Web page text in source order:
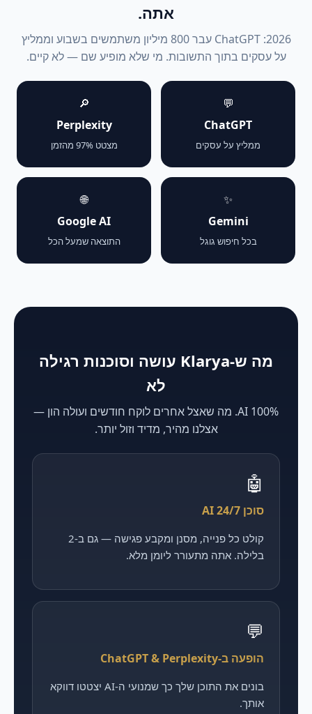
אתה.
2026: ChatGPT עבר 800 מיליון משתמשים בשבוע וממליץ
על עסקים בתוך התשובות. מי שלא מופיע שם — לא קיים.
💬
ChatGPT
ממליץ על עסקים
🔎
Perplexity
מצטט 97% מהזמן
✨
Gemini
בכל חיפוש גוגל
🌐
Google AI
התוצאה שמעל הכל
מה ש-Klarya עושה וסוכנות רגילה
לא
100% AI. מה שאצל אחרים לוקח חודשים ועולה הון —
אצלנו מהיר, מדיד וזול יותר.
🤖
סוכן AI 24/7
קולט כל פנייה, מסנן ומקבע פגישה — גם ב-2
בלילה. אתה מתעורר ליומן מלא.
💬
הופעה ב-ChatGPT & Perplexity
בונים את התוכן שלך כך שמנועי ה-AI יצטטו דווקא
אותך.